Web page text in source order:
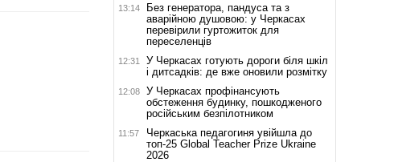
13:14
Без генератора, пандуса та з
аварійною душовою: у Черкасах
перевірили гуртожиток для
переселенців
12:31
У Черкасах готують дороги біля шкіл
і дитсадків: де вже оновили розмітку
12:08
У Черкасах профінансують
обстеження будинку, пошкодженого
російським безпілотником
11:57
Черкаська педагогиня увійшла до
топ-25 Global Teacher Prize Ukraine
2026